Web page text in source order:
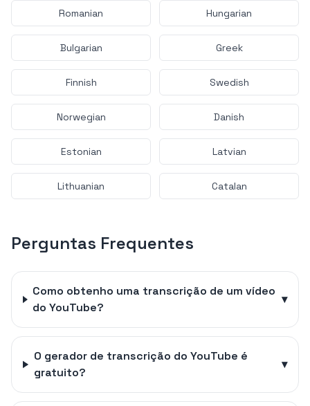
Romanian Hungarian
Bulgarian Greek
Finnish Swedish
Norwegian Danish
Estonian Latvian
Lithuanian Catalan
Perguntas Frequentes
Como obtenho uma transcrição de um vídeo
do YouTube?
▾
O gerador de transcrição do YouTube é
gratuito?
▾